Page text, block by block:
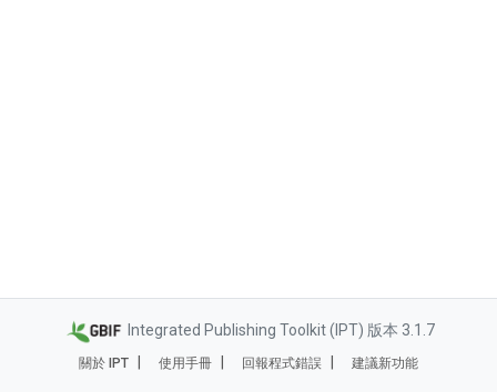
Integrated Publishing Toolkit (IPT) 版本 3.1.7
關於 IPT 使用手冊 回報程式錯誤 建議新功能